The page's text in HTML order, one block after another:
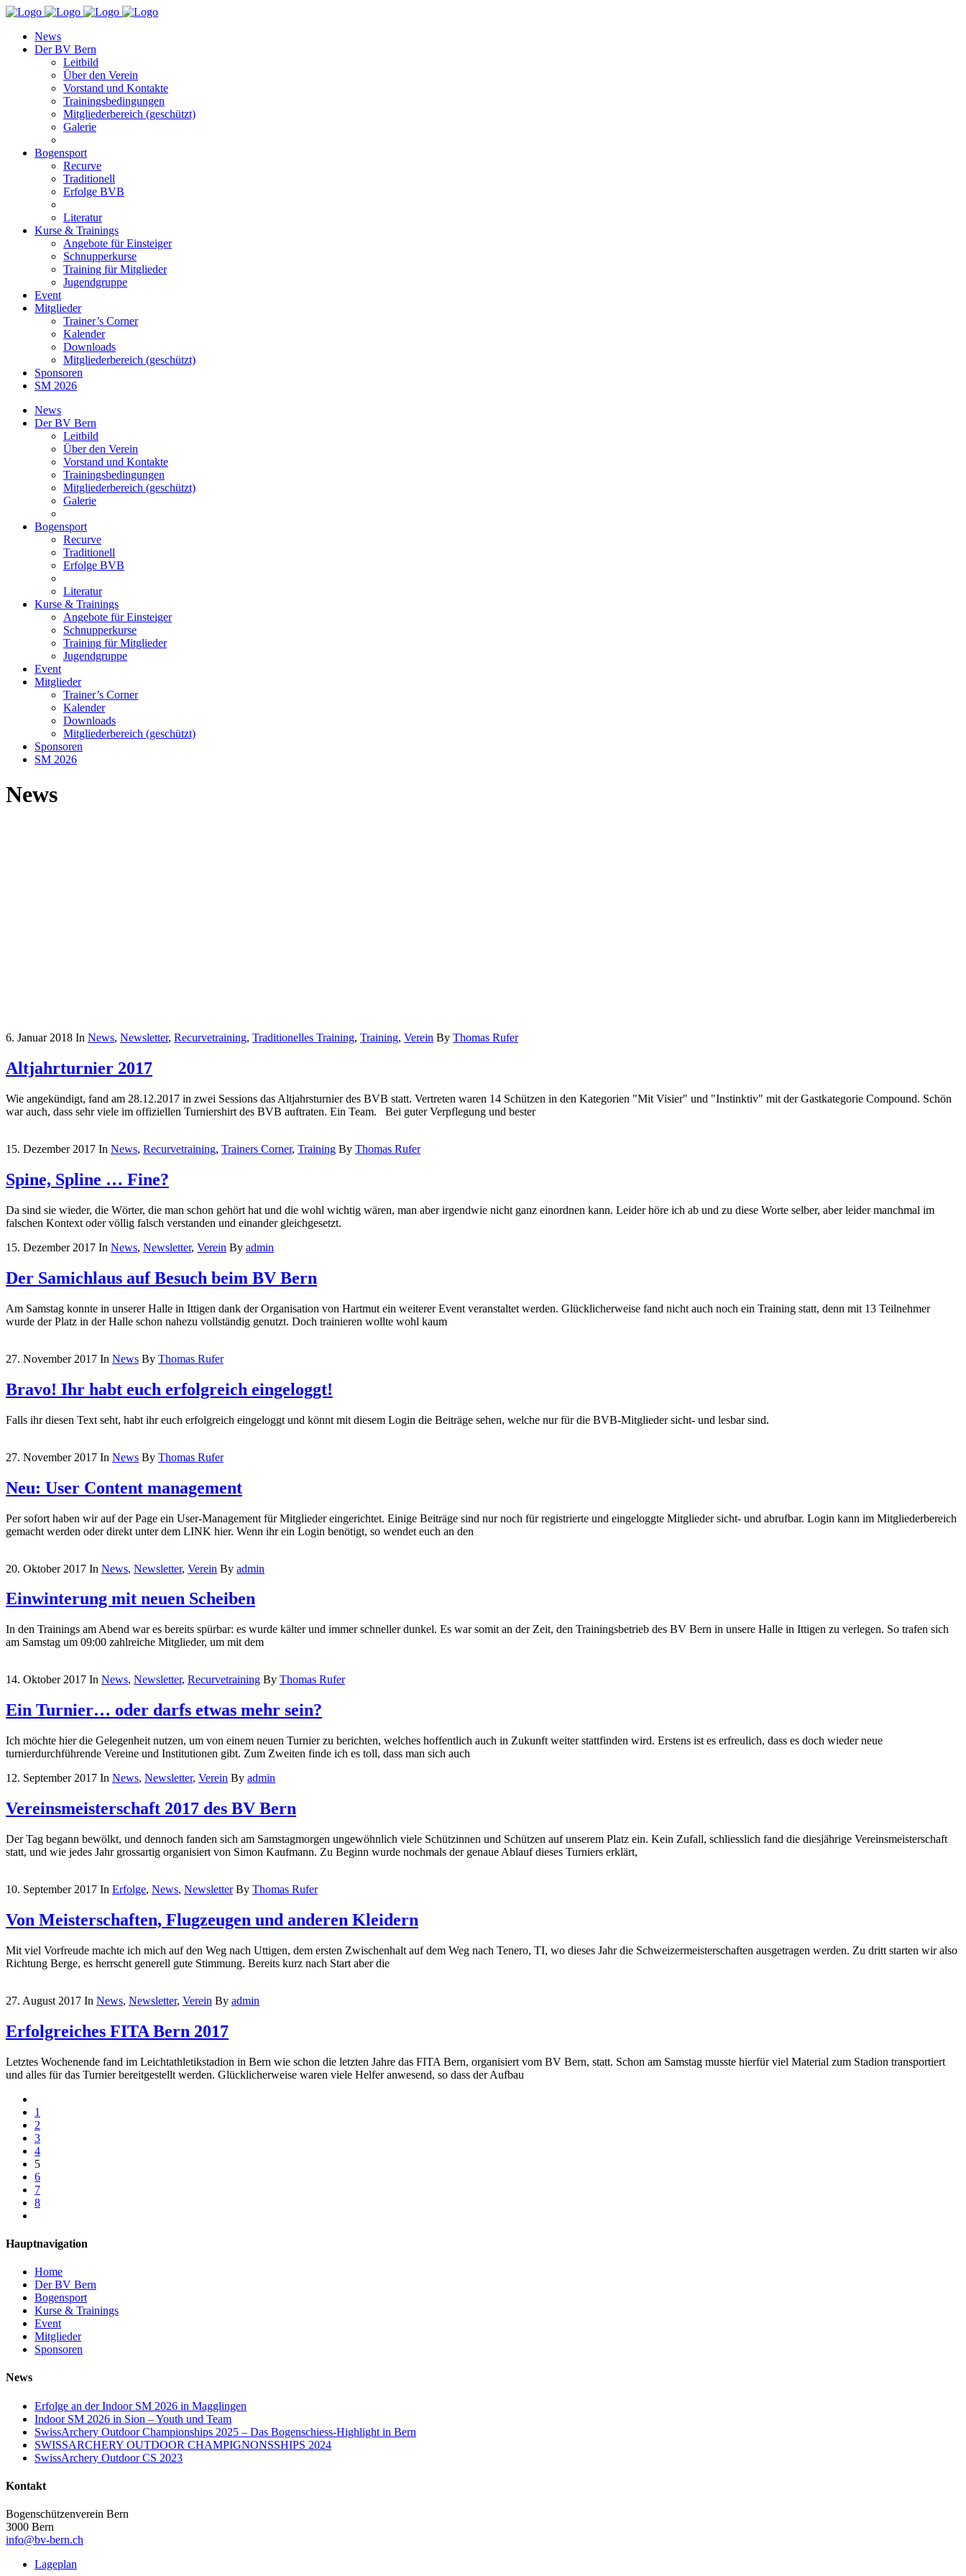
News
Der BV Bern
Leitbild
Über den Verein
Vorstand und Kontakte
Trainingsbedingungen
Mitgliederbereich (geschützt)
Galerie
Bogensport
Recurve
Traditionell
Erfolge BVB
Literatur
Kurse & Trainings
Angebote für Einsteiger
Schnupperkurse
Training für Mitglieder
Jugendgruppe
Event
Mitglieder
Trainer’s Corner
Kalender
Downloads
Mitgliederbereich (geschützt)
Sponsoren
SM 2026
News
Der BV Bern
Leitbild
Über den Verein
Vorstand und Kontakte
Trainingsbedingungen
Mitgliederbereich (geschützt)
Galerie
Bogensport
Recurve
Traditionell
Erfolge BVB
Literatur
Kurse & Trainings
Angebote für Einsteiger
Schnupperkurse
Training für Mitglieder
Jugendgruppe
Event
Mitglieder
Trainer’s Corner
Kalender
Downloads
Mitgliederbereich (geschützt)
Sponsoren
SM 2026
News
6. Januar 2018 In News, Newsletter, Recurvetraining, Traditionelles Training, Training, Verein By Thomas Rufer
Altjahrturnier 2017
Wie angekündigt, fand am 28.12.2017 in zwei Sessions das Altjahrsturnier des BVB statt. Vertreten waren 14 Schützen in den Kategorien "Mit Visier" und "Instinktiv" mit der Gastkategorie Compound. Schön
war auch, dass sehr viele im offiziellen Turniershirt des BVB auftraten. Ein Team. Bei guter Verpflegung und bester
15. Dezember 2017 In News, Recurvetraining, Trainers Corner, Training By Thomas Rufer
Spine, Spline … Fine?
Da sind sie wieder, die Wörter, die man schon gehört hat und die wohl wichtig wären, man aber irgendwie nicht ganz einordnen kann. Leider höre ich ab und zu diese Worte selber, aber leider manchmal im
falschen Kontext oder völlig falsch verstanden und einander gleichgesetzt.
15. Dezember 2017 In News, Newsletter, Verein By admin
Der Samichlaus auf Besuch beim BV Bern
Am Samstag konnte in unserer Halle in Ittigen dank der Organisation von Hartmut ein weiterer Event veranstaltet werden. Glücklicherweise fand nicht auch noch ein Training statt, denn mit 13 Teilnehmer
wurde der Platz in der Halle schon nahezu vollständig genutzt. Doch trainieren wollte wohl kaum
27. November 2017 In News By Thomas Rufer
Bravo! Ihr habt euch erfolgreich eingeloggt!
Falls ihr diesen Text seht, habt ihr euch erfolgreich eingeloggt und könnt mit diesem Login die Beiträge sehen, welche nur für die BVB-Mitglieder sicht- und lesbar sind.
27. November 2017 In News By Thomas Rufer
Neu: User Content management
Per sofort haben wir auf der Page ein User-Management für Mitglieder eingerichtet. Einige Beiträge sind nur noch für registrierte und eingeloggte Mitglieder sicht- und abrufbar. Login kann im Mitgliederbereich
gemacht werden oder direkt unter dem LINK hier. Wenn ihr ein Login benötigt, so wendet euch an den
20. Oktober 2017 In News, Newsletter, Verein By admin
Einwinterung mit neuen Scheiben
In den Trainings am Abend war es bereits spürbar: es wurde kälter und immer schneller dunkel. Es war somit an der Zeit, den Trainingsbetrieb des BV Bern in unsere Halle in Ittigen zu verlegen. So trafen sich
am Samstag um 09:00 zahlreiche Mitglieder, um mit dem
14. Oktober 2017 In News, Newsletter, Recurvetraining By Thomas Rufer
Ein Turnier… oder darfs etwas mehr sein?
Ich möchte hier die Gelegenheit nutzen, um von einem neuen Turnier zu berichten, welches hoffentlich auch in Zukunft weiter stattfinden wird. Erstens ist es erfreulich, dass es doch wieder neue
turnierdurchführende Vereine und Institutionen gibt. Zum Zweiten finde ich es toll, dass man sich auch
12. September 2017 In News, Newsletter, Verein By admin
Vereinsmeisterschaft 2017 des BV Bern
Der Tag begann bewölkt, und dennoch fanden sich am Samstagmorgen ungewöhnlich viele Schützinnen und Schützen auf unserem Platz ein. Kein Zufall, schliesslich fand die diesjährige Vereinsmeisterschaft
statt, und wie jedes Jahr grossartig organisiert von Simon Kaufmann. Zu Beginn wurde nochmals der genaue Ablauf dieses Turniers erklärt,
10. September 2017 In Erfolge, News, Newsletter By Thomas Rufer
Von Meisterschaften, Flugzeugen und anderen Kleidern
Mit viel Vorfreude machte ich mich auf den Weg nach Uttigen, dem ersten Zwischenhalt auf dem Weg nach Tenero, TI, wo dieses Jahr die Schweizermeisterschaften ausgetragen werden. Zu dritt starten wir also
Richtung Berge, es herrscht generell gute Stimmung. Bereits kurz nach Start aber die
27. August 2017 In News, Newsletter, Verein By admin
Erfolgreiches FITA Bern 2017
Letztes Wochenende fand im Leichtathletikstadion in Bern wie schon die letzten Jahre das FITA Bern, organisiert vom BV Bern, statt. Schon am Samstag musste hierfür viel Material zum Stadion transportiert
und alles für das Turnier bereitgestellt werden. Glücklicherweise waren viele Helfer anwesend, so dass der Aufbau
1
2
3
4
5
6
7
8
Hauptnavigation
Home
Der BV Bern
Bogensport
Kurse & Trainings
Event
Mitglieder
Sponsoren
News
Erfolge an der Indoor SM 2026 in Magglingen
Indoor SM 2026 in Sion – Youth und Team
SwissArchery Outdoor Championships 2025 – Das Bogenschiess-Highlight in Bern
SWISSARCHERY OUTDOOR CHAMPIGNONSSHIPS 2024
SwissArchery Outdoor CS 2023
Kontakt
Bogenschützenverein Bern
3000 Bern
info@bv-bern.ch
Lageplan